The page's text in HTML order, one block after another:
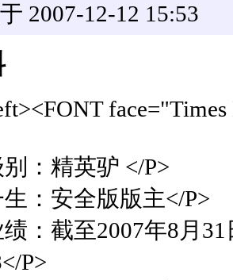
2007-12-12 15:53
：精英驴 </P>
：安全版版主</P>
绩：截至2007年8
P>